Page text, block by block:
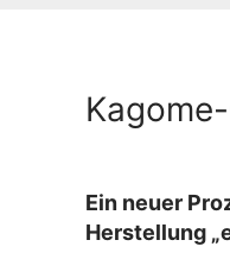
Ein neuer
Herstellung